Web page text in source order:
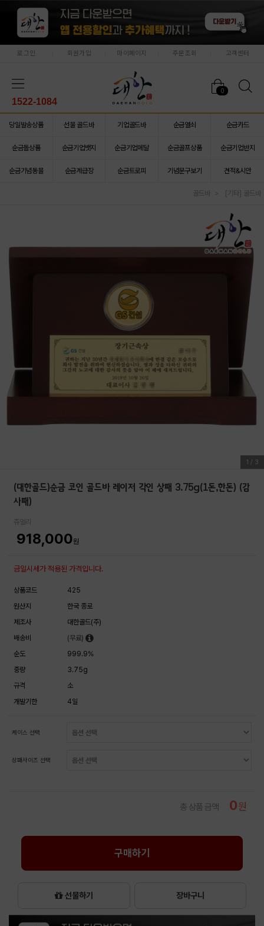
로그인 회원가입 마이페이지 주문조회 고객센터
0
1522-1084
당일발송상품 선물 골드바 기업골드바 순금열쇠 순금카드
순금돌상품 순금기업뱃지 순금기업메달 순금골프상품 순금기업반지
순금기념동물 순금계급장 순금트로피 기념문구보기 견적&시안
골드바 [기타] 골드바
1 / 3
(대한골드)순금 코인 골드바 레이저 각인 상패 3.75g(1돈,한돈) (감
사패)
쥬얼리
918,000원
금일시세가 적용된 가격입니다.
상품코드
425
원산지
한국 종로
제조사
대한골드(주)
배송비
(무료)
순도
999.9%
중량
3.75g
규격
소
개발기한
4일
케이스 선택
상패사이즈 선택
총 상품 금액 0원
구매하기
선물하기 장바구니